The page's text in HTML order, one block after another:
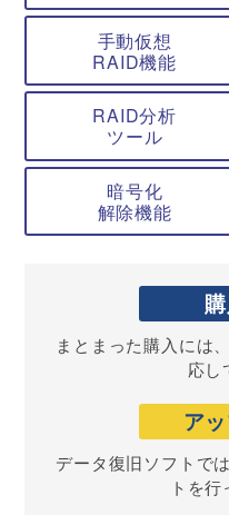
手動仮想
RAID機能
RAID分析
ツール
暗号化
解除機能
まとまった購入には
応し
ア
データ復旧ソフトで
トを行